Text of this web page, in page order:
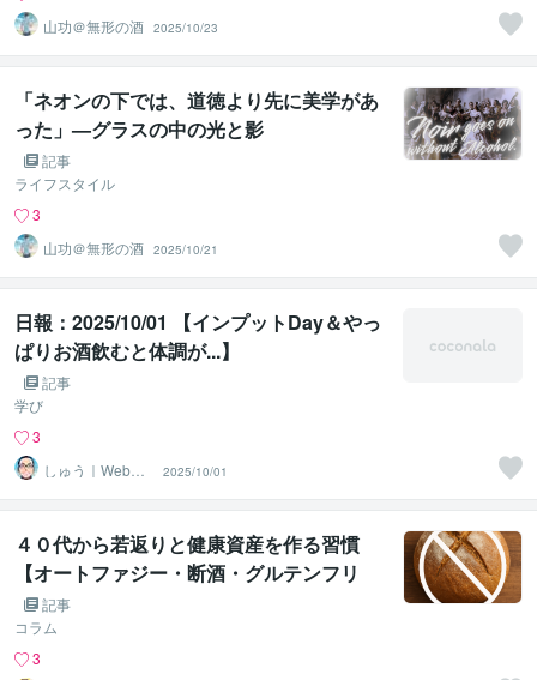
山功＠無形の酒 2025/10/23
「ネオンの下では、道徳より先に美学があ
った」—グラスの中の光と影
記事
ライフスタイル
3
山功＠無形の酒 2025/10/21
日報：2025/10/01 【インプットDay＆やっ
ぱりお酒飲むと体調が...】
記事
学び
3
しゅう｜Webコ
ーダー
2025/10/01
４０代から若返りと健康資産を作る習慣
【オートファジー・断酒・グルテンフリ
ー】記事
コラム
3